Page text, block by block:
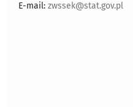
E-mail: zwssek@stat.gov.pl